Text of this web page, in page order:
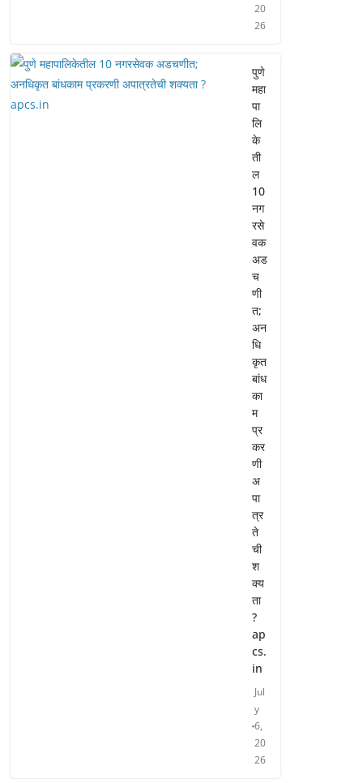
20
26
पुणे
महा
पा
लि
के
ती
ल
10
नग
रसे
वक
अड
च
णी
त;
अन
धि
कृत
बांध
का
म
प्र
कर
णी
अ
पा
त्र
ते
ची
श
क्य
ता
?
ap
cs.
in
Jul
y
6,
20
26